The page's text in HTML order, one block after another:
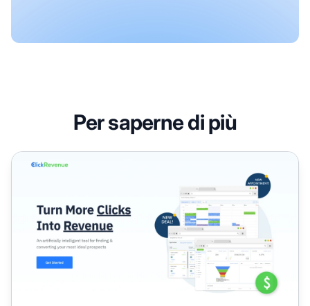
Per saperne di più
Programma di Affiliazione ClickRevenue